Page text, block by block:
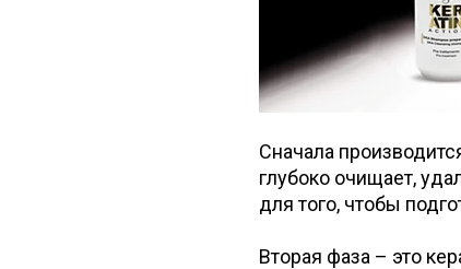
Сначала
глубоко очищает,
для того, чтобы
Вторая фаза – это